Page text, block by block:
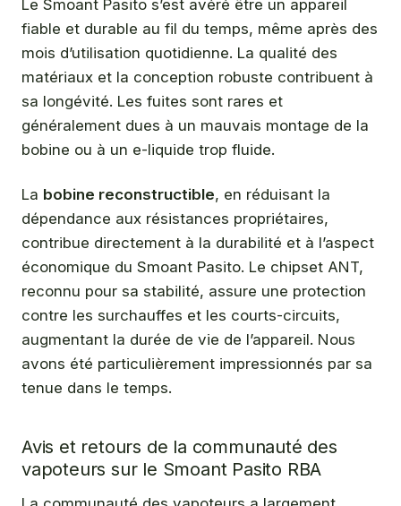
Le Smoant Pasito s’est avéré être un appareil
fiable et durable au fil du temps, même après des
mois d’utilisation quotidienne. La qualité des
matériaux et la conception robuste contribuent à
sa longévité. Les fuites sont rares et
généralement dues à un mauvais montage de la
bobine ou à un e-liquide trop fluide.
La bobine reconstructible, en réduisant la
dépendance aux résistances propriétaires,
contribue directement à la durabilité et à l’aspect
économique du Smoant Pasito. Le chipset ANT,
reconnu pour sa stabilité, assure une protection
contre les surchauffes et les courts-circuits,
augmentant la durée de vie de l’appareil. Nous
avons été particulièrement impressionnés par sa
tenue dans le temps.
Avis et retours de la communauté des
vapoteurs sur le Smoant Pasito RBA